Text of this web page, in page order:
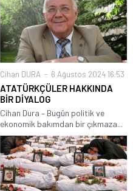
Cihan DURA 6 Ağustos 2024 16:53
ATATÜRKÇÜLER HAKKINDA
BİR DİYALOG
Cihan Dura – Bugün politik ve
ekonomik bakımdan bir çıkmaza...